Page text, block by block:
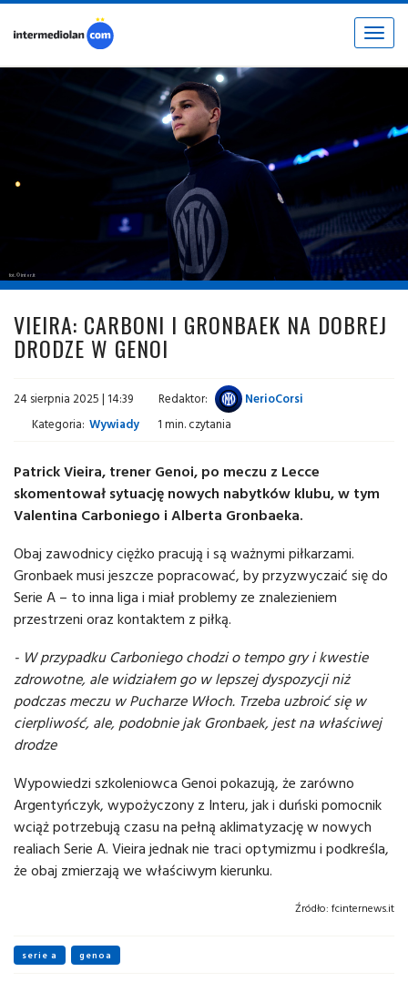
Toggle
fot. © inter.it
VIEIRA: CARBONI I GRONBAEK NA DOBREJ
DRODZE W GENOI
24 sierpnia 2025 | 14:39 Redaktor:
NerioCorsi
Kategoria: Wywiady 1 min. czytania
Patrick Vieira, trener Genoi, po meczu z Lecce
skomentował sytuację nowych nabytków klubu, w tym
Valentina Carboniego i Alberta Gronbaeka.
Obaj zawodnicy ciężko pracują i są ważnymi piłkarzami.
Gronbaek musi jeszcze popracować, by przyzwyczaić się do
Serie A – to inna liga i miał problemy ze znalezieniem
przestrzeni oraz kontaktem z piłką.
- W przypadku Carboniego chodzi o tempo gry i kwestie
zdrowotne, ale widziałem go w lepszej dyspozycji niż
podczas meczu w Pucharze Włoch. Trzeba uzbroić się w
cierpliwość, ale, podobnie jak Gronbaek, jest na właściwej
drodze
Wypowiedzi szkoleniowca Genoi pokazują, że zarówno
Argentyńczyk, wypożyczony z Interu, jak i duński pomocnik
wciąż potrzebują czasu na pełną aklimatyzację w nowych
realiach Serie A. Vieira jednak nie traci optymizmu i podkreśla,
że obaj zmierzają we właściwym kierunku.
Źródło: fcinternews.it
serie a genoa